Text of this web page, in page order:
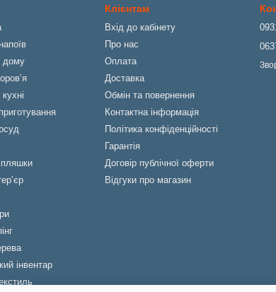
дому
інвентар
Клієнтам
Вхід до кабінету
Про нас
Оплата
Доставка
Обмін та повернення
Контактна інформація
Політика конфіденційності
Гарантія
Договір публічної оферти
Відгуки про магазин